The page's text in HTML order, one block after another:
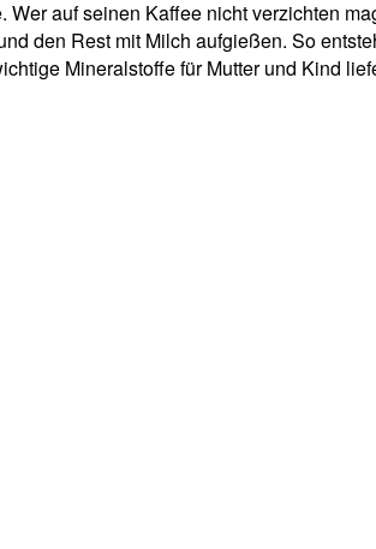
Wer auf seinen Kaffee nicht verzichten
den Rest mit Milch aufgießen. So
Mineralstoffe für Mutter und Kind